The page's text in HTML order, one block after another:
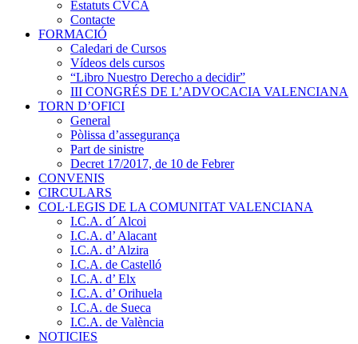
Estatuts CVCA
Contacte
FORMACIÓ
Caledari de Cursos
Vídeos dels cursos
“Libro Nuestro Derecho a decidir”
III CONGRÉS DE L’ADVOCACIA VALENCIANA
TORN D’OFICI
General
Pòlissa d’assegurança
Part de sinistre
Decret 17/2017, de 10 de Febrer
CONVENIS
CIRCULARS
COL·LEGIS DE LA COMUNITAT VALENCIANA
I.C.A. d´ Alcoi
I.C.A. d’ Alacant
I.C.A. d’ Alzira
I.C.A. de Castelló
I.C.A. d’ Elx
I.C.A. d’ Orihuela
I.C.A. de Sueca
I.C.A. de València
NOTICIES